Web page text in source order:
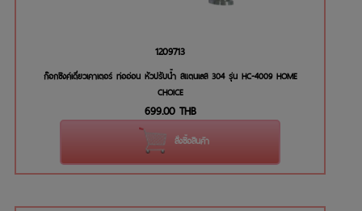
1209713
ก๊อกซิงค์เดี่ยวเคาเตอร์ ท่ออ่อน หัวปรับน้ำ สแตนเลส 304 รุ่น HC-4009 HOME
CHOICE
699.00 THB
สั่งซื้อสินค้า